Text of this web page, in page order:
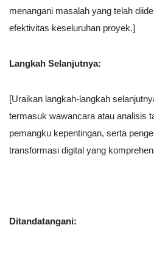
menangani masalah yang telah
efektivitas keseluruhan proyek.]
Langkah Selanjutnya:
[Uraikan langkah-langkah
termasuk wawancara atau analisis
pemangku kepentingan, serta
transformasi digital yang
Ditandatangani: